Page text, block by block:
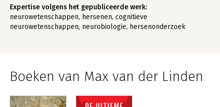
Expertise volgens het gepubliceerde werk:
neurowetenschappen, hersenen, cognitieve
neurowetenschappen, neurobiologie, hersenonderzoek
Boeken van Max van der Linden